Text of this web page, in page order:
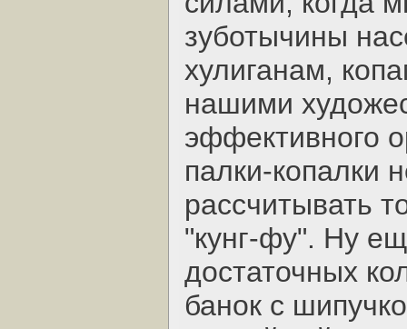
зуботычины
хулиганам,
нашими
эффективного
палки-копалки
рассчитывать
"кунг-фу". Ну
достаточных
банок с